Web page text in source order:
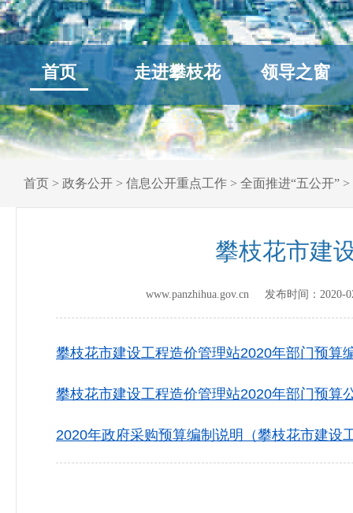
首页 走进攀枝花 领导之窗
首页 > 政务公开 > 信息公开重点工作 > 全面推进“五公开” >
攀枝花市建
www.panzhihua.gov.cn 发布时间： 2020-
攀枝花市建设工程造价管理站2020年部门预算
攀枝花市建设工程造价管理站2020年部门预算
2020年政府采购预算编制说明（攀枝花市建设